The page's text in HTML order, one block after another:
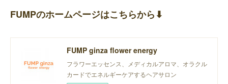
FUMPのホームページはこちらから⬇︎
FUMP ginza flower energy
フラワーエッセンス、メディカルアロマ、オラクル
カードでエネルギーケアするヘアサロン